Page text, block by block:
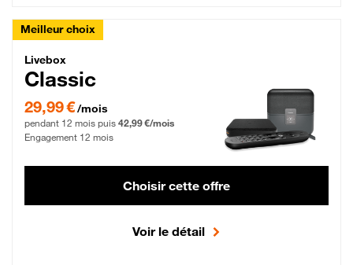
Meilleur choix
Livebox Classic Fibre
Livebox
Classic
29,99 € par mois pendant 12 mois puis 42,99 € par mois, Engagement 12 mois
29,99 €/mois
pendant 12 mois puis 42,99 €/mois
Engagement 12 mois
Choisir cette offre
Voir le détail